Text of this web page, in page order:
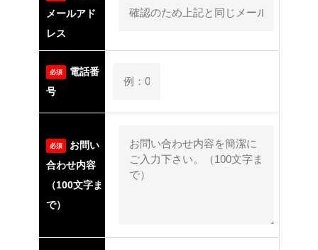
メールアド
レス
必須
電話番
号
必須
お問い
合わせ内容
（100文字ま
で）